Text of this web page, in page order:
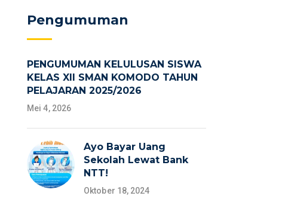
Pengumuman
PENGUMUMAN KELULUSAN SISWA
KELAS XII SMAN KOMODO TAHUN
PELAJARAN 2025/2026
Mei 4, 2026
Ayo Bayar Uang
Sekolah Lewat Bank
NTT!
Oktober 18, 2024